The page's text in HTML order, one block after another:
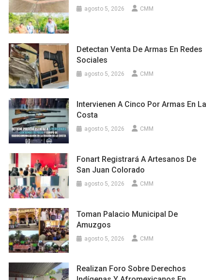
agosto 5, 2026 CMM
Detectan Venta De Armas En Redes
Sociales
agosto 5, 2026 CMM
Intervienen A Cinco Por Armas En La
Costa
agosto 5, 2026 CMM
Fonart Registrará A Artesanos De
San Juan Colorado
agosto 5, 2026 CMM
Toman Palacio Municipal De
Amuzgos
agosto 5, 2026 CMM
Realizan Foro Sobre Derechos